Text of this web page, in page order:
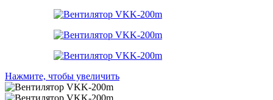
Нажмите, чтобы увеличить